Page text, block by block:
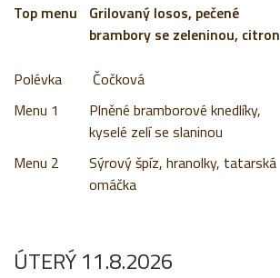
Grilovaný losos, pečené
brambory se zeleninou, citron
Čočková
Menu 1
Plněné bramborové knedlíky,
kyselé zelí se slaninou
Menu 2
Sýrový špíz, hranolky, tatarská
omáčka
ÚTERÝ 11.8.2026